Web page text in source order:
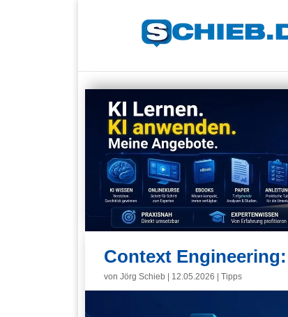
Context
von Jörg Schieb 12.05.2026 Tipps